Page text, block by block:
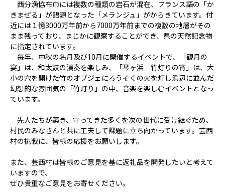
西分漁協布巾には複数の種類の岩石が混在、フランス語の「か
きまぜる」が語源となった「メランジュ」がからきています。付
近には１憶3000万年前から7000万年前までの複数の地層がその
まま残っており、まじかに観察することができ、県の天然記念物
に指定されています。
毎年、中秋の名月及び10月に開催するイベントで、「観月の
宴」は、和太鼓の演奏を楽しみ、「琴ヶ浜 竹灯りの宵」は、大
小の穴を開けた竹のオブジェにろうそくの火を灯し浜辺に並んだ
幻想的な雰囲気の「竹灯り」の中、音楽を楽しむイベントとなっ
ています。
先人たちが築き、守ってきた多くを次の世代に受け継ぐため、
村民のみなさんと共に工夫して課題に立ち向かっています。芸西
村の挑戦に、皆様の応援をお願いします。
また、芸西村は皆様のご意見を基に返礼品を開発したいと考えて
いますので、
ぜひ貴重なご意見をお寄せください。